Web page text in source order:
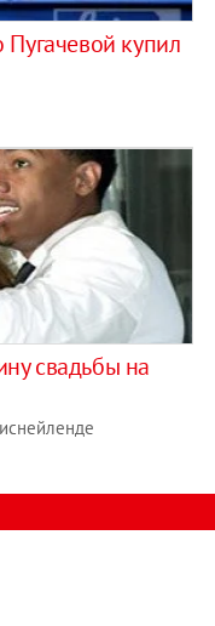
купил
свадьбы на